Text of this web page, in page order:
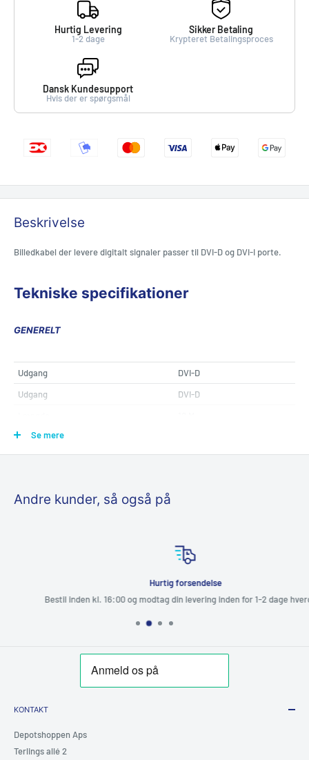
Hurtig Levering
1-2 dage
Sikker Betaling
Krypteret Betalingsproces
Dansk Kundesupport
Hvis der er spørgsmål
Beskrivelse
Billedkabel der levere digitalt signaler passer til DVI-D og DVI-I porte.
Tekniske specifikationer
GENERELT
Udgang
DVI-D
Udgang
DVI-D
Se mere
Andre kunder, så også på
Hurtig forsendelse
Bestil inden kl. 16:00 og modtag din levering inden for 1-2 dage hverdage
KONTAKT
Depotshoppen Aps
Terlings allé 2